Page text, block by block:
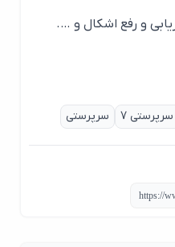
و رفع اشکال و ….
7 سرپرستی